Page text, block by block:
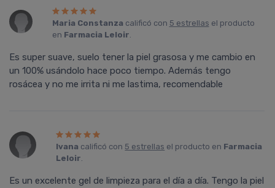
Maria Constanza calificó con 5 estrellas el producto
en Farmacia Leloir.
Es super suave, suelo tener la piel grasosa y me cambio en
un 100% usándolo hace poco tiempo. Además tengo
rosácea y no me irrita ni me lastima, recomendable
Ivana calificó con 5 estrellas el producto en Farmacia
Leloir.
Es un excelente gel de limpieza para el día a día. Tengo la piel